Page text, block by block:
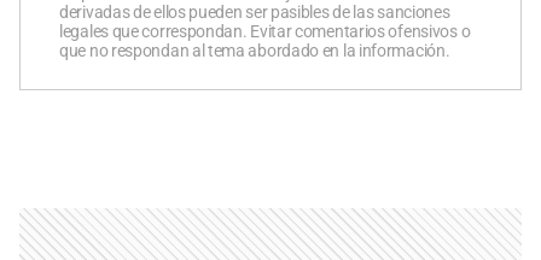
derivadas de ellos pueden ser pasibles de las sanciones
legales que correspondan. Evitar comentarios ofensivos o
que no respondan al tema abordado en la información.